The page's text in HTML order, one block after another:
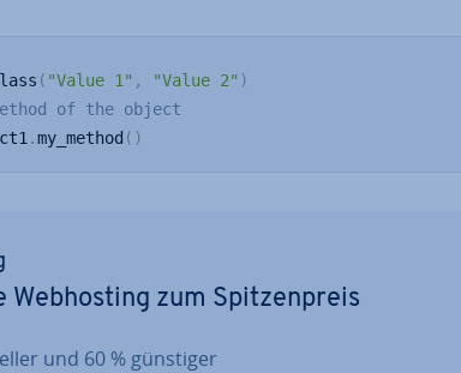
( "Value 1" , "Value 2" )
of the object
.my_method ( )
Web­hos­ting zum Spit­zen­preis
und 60 % günstiger